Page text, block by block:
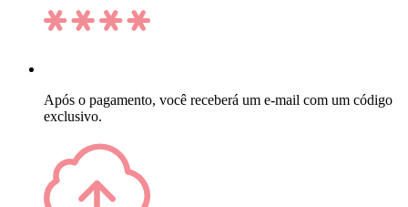
Após o pagamento, você receberá um e-mail com um código
exclusivo.